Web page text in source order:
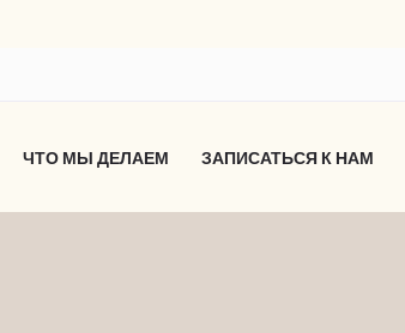
ЧТО МЫ ДЕЛАЕМ ЗАПИСАТЬСЯ К НАМ